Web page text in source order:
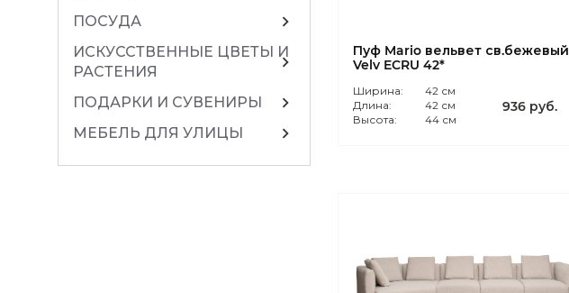
ПОСУДА
chevron_right
ИСКУССТВЕННЫЕ ЦВЕТЫ И
РАСТЕНИЯ
chevron_right
ПОДАРКИ И СУВЕНИРЫ chevron_right
МЕБЕЛЬ ДЛЯ УЛИЦЫ chevron_right
Пуф Mario вельвет св.бежевый
Velv ECRU 42*
Ширина:
42 см
Длина:
42 см
Высота:
44 см
936 руб.